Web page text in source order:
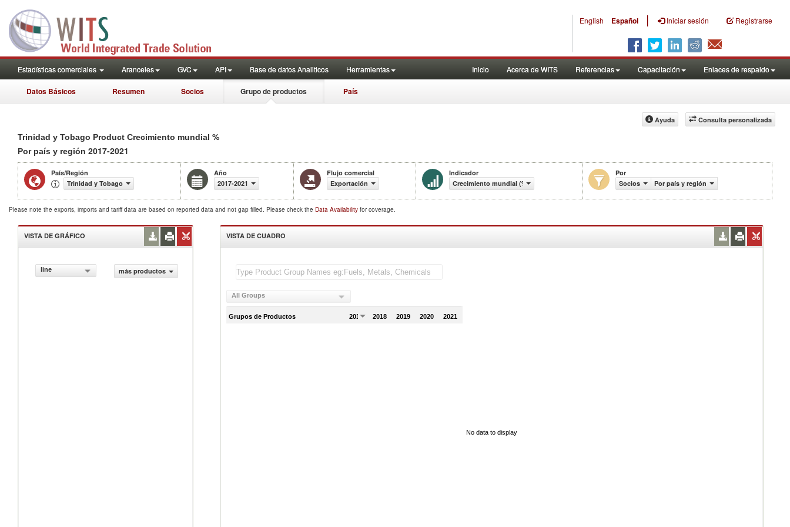
English Español | Iniciar sesión Registrarse
Estadísticas comerciales Aranceles GVC API Base de datos Analiticos Herramientas Inicio Acerca de WITS Referencias Capacitación Enlaces de respaldo
Datos Básicos Resumen Socios Grupo de productos País
Consulta personalizada
Ayuda
Trinidad y Tobago Product Crecimiento mundial %
Por país y región 2017-2021
País/Región
Trinidad y Tobago
Año
2017-2021
Flujo comercial
Exportación
Indicador
Crecimiento mundial (%)
Por
Socios
Por país y región
Please note the exports, imports and tariff data are based on reported data and not gap filled. Please check the Data Availability for coverage.
VISTA DE GRÁFICO
line más productos
VISTA DE CUADRO
All Groups
Grupos de Productos 2017 2018 2019 2020 2021
No data to display